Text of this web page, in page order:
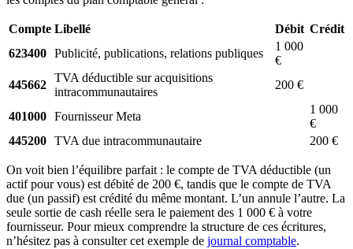
Compte Libellé Débit Crédit
623400 Publicité, publications, relations publiques
1 000
€
445662
TVA déductible sur acquisitions
intracommunautaires
200 €
401000 Fournisseur Meta
1 000
€
445200 TVA due intracommunautaire 200 €
On voit bien l’équilibre parfait : le compte de TVA déductible (un
actif pour vous) est débité de 200 €, tandis que le compte de TVA
due (un passif) est crédité du même montant. L’un annule l’autre. La
seule sortie de cash réelle sera le paiement des 1 000 € à votre
fournisseur. Pour mieux comprendre la structure de ces écritures,
n’hésitez pas à consulter cet exemple de journal comptable.